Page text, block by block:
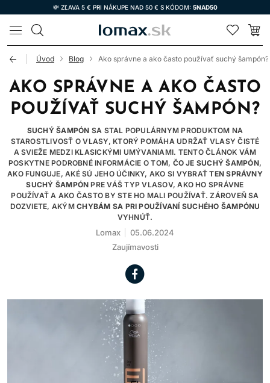
💸 ZĽAVA 5 € PRI NÁKUPE NAD 50 € S KÓDOM: 5NAD50
LOMAX
Úvod Blog Ako správne a ako často používať suchý šampón?
AKO SPRÁVNE A AKO ČASTO
POUŽÍVAŤ SUCHÝ ŠAMPÓN?
SUCHÝ ŠAMPÓN SA STAL POPULÁRNYM PRODUKTOM NA
STAROSTLIVOSŤ O VLASY, KTORÝ POMÁHA UDRŽAŤ VLASY ČISTÉ
A SVIEŽE MEDZI KLASICKÝMI UMÝVANIAMI. TENTO ČLÁNOK VÁM
POSKYTNE PODROBNÉ INFORMÁCIE O TOM, ČO JE SUCHÝ ŠAMPÓN,
AKO FUNGUJE, AKÉ SÚ JEHO ÚČINKY, AKO SI VYBRAŤTEN SPRÁVNY
SUCHÝ ŠAMPÓN PRE VÁŠ TYP VLASOV, AKO HO SPRÁVNE
POUŽÍVAŤ A AKO ČASTO BY STE HO MALI POUŽÍVAŤ. ZÁROVEŇ SA
DOZVIETE, AKÝMCHYBÁM SA PRI POUŽÍVANÍ SUCHÉHO ŠAMPÓNU
VYHNÚŤ.
Lomax
05.06.2024
Zaujímavosti